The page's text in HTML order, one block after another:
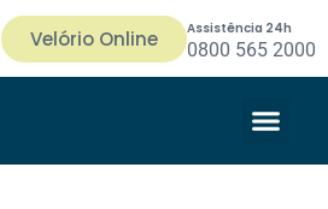
Velório Online Assistência 24h
0800 565 2000